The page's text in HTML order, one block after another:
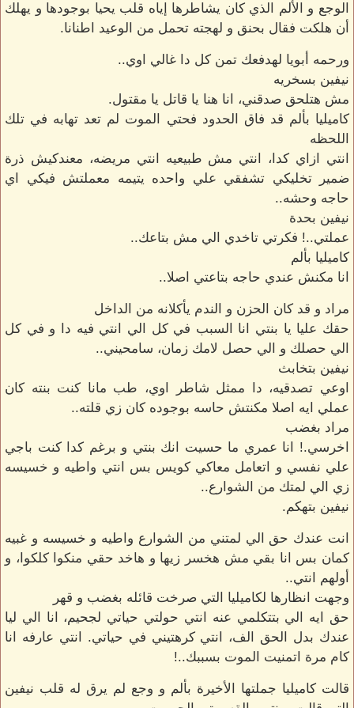
الوجع و الألم الذي كان يشاطرها إياه قلب يحيا بوجودها و يهلك
أن هلكت فقال بحنق و لهجته تحمل من الوعيد اطنانا.
ورحمه أبويا لهدفعك تمن كل دا غالي اوي..
نيفين بسخريه
مش هتلحق صدقني، انا هنا يا قاتل يا مقتول.
كاميليا بألم قد فاق الحدود فحتي الموت لم تعد تهابه في تلك
اللحظه
انتي ازاي كدا، انتي مش طبيعيه انتي مريضه، معندكيش ذرة
ضمير تخليكي تشفقي علي واحده يتيمه معملتش فيكي اي
حاجه وحشه..
نيفين بحدة
عملتي..! فكرتي تاخدي الي مش بتاعك..
كاميليا بألم
انا مكنش عندي حاجه بتاعتي اصلا..
مراد و قد كان الحزن و الندم يأكلانه من الداخل
حقك عليا يا بنتي انا السبب في كل الي انتي فيه دا و في كل
الي حصلك و الي حصل لامك زمان، سامحيني..
نيفين بتخابث
اوعي تصدقيه، دا ممثل شاطر اوي، طب مانا كنت بنته كان
عملي ايه اصلا مكنتش حاسه بوجوده كان زي قلته..
مراد بغضب
اخرسي.! انا عمري ما حسيت انك بنتي و برغم كدا كنت باجي
علي نفسي و اتعامل معاكي كويس بس انتي واطيه و خسيسه
زي الي لمتك من الشوارع..
نيفين بتهكم.
انت عندك حق الي لمتني من الشوارع واطيه و خسيسه و غبيه
كمان بس انا بقي مش هخسر زيها و هاخد حقي منكوا كلكوا، و
أولهم انتي..
وجهت انظارها لكاميليا التي صرخت قائله بغضب و قهر
حق ايه الي بتتكلمي عنه انتي حولتي حياتي لجحيم، انا الي ليا
عندك بدل الحق الف، انتي كرهتيني في حياتي. انتي عارفه انا
كام مرة اتمنيت الموت بسببك..!
قالت كاميليا جملتها الأخيرة بألم و وجع لم يرق له قلب نيفين